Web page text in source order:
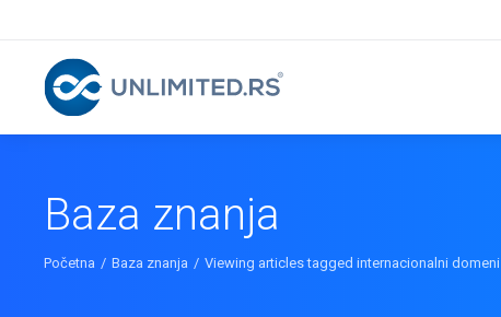
Baza znanja
Početna Baza znanja Viewing articles tagged internacionalni domeni